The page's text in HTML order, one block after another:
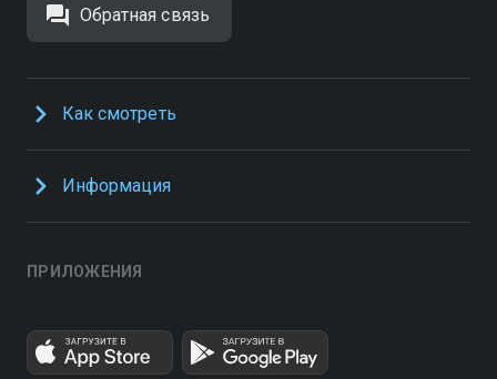
Обратная связь
Как смотреть
Информация
ПРИЛОЖЕНИЯ